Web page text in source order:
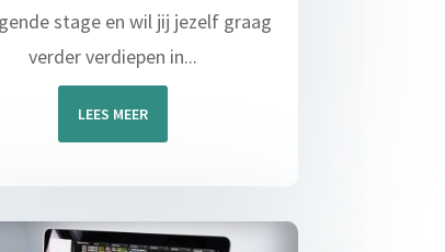
stage en wil jij jezelf graag
verder verdiepen in...
LEES MEER